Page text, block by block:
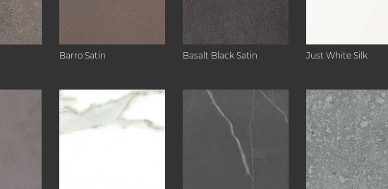
Barro Satin Basalt Black Satin Just White Silk